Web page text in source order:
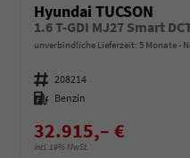
Hyundai TUCSON
1.6 T-GDI MJ27 Smart
unverbindliche Lieferzeit: 5 Monate
Fahrzeugnummer 208214
Kraftstoff Benzin
32.915,– €
incl. 19% MwSt.